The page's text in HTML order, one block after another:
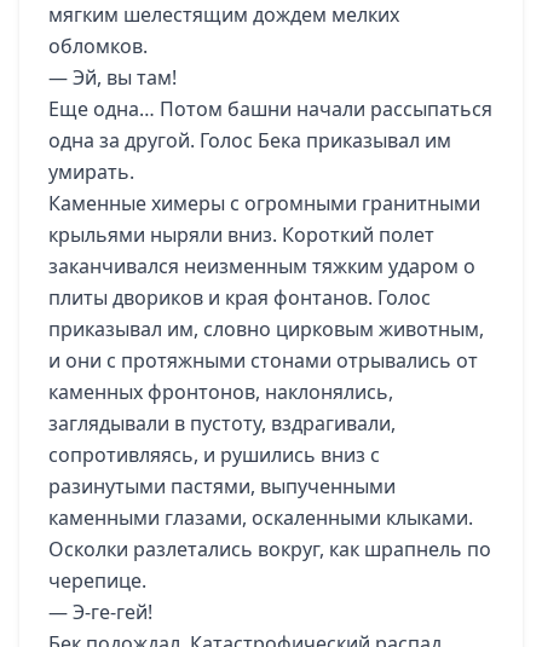
мягким шелестящим дождем мелких
обломков.
— Эй, вы там!
Еще одна… Потом башни начали рассыпаться
одна за другой. Голос Бека приказывал им
умирать.
Каменные химеры с огромными гранитными
крыльями ныряли вниз. Короткий полет
заканчивался неизменным тяжким ударом о
плиты двориков и края фонтанов. Голос
приказывал им, словно цирковым животным,
и они с протяжными стонами отрывались от
каменных фронтонов, наклонялись,
заглядывали в пустоту, вздрагивали,
сопротивляясь, и рушились вниз с
разинутыми пастями, выпученными
каменными глазами, оскаленными клыками.
Осколки разлетались вокруг, как шрапнель по
черепице.
— Э-ге-гей!